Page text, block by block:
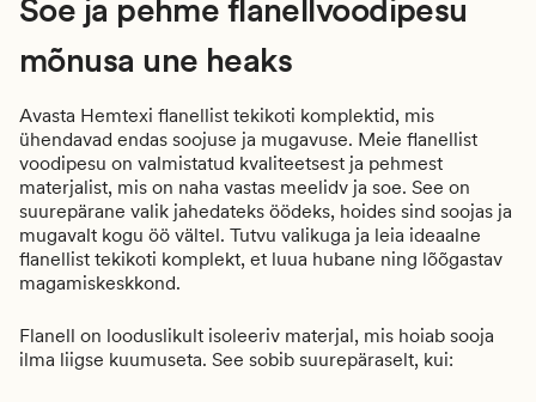
Soe ja pehme flanellvoodipesu
mõnusa une heaks
Avasta Hemtexi flanellist tekikoti komplektid, mis
ühendavad endas soojuse ja mugavuse. Meie flanellist
voodipesu on valmistatud kvaliteetsest ja pehmest
materjalist, mis on naha vastas meelidv ja soe. See on
suurepärane valik jahedateks öödeks, hoides sind soojas ja
mugavalt kogu öö vältel. Tutvu valikuga ja leia ideaalne
flanellist tekikoti komplekt, et luua hubane ning lõõgastav
magamiskeskkond.
Flanell on looduslikult isoleeriv materjal, mis hoiab sooja
ilma liigse kuumuseta. See sobib suurepäraselt, kui: